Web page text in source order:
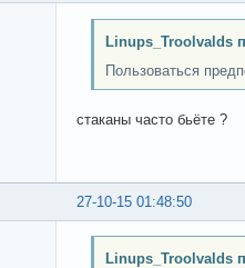
Linups_Troolvalds
Пользоваться
стаканы часто бьёте ?
27-10-15 01:48:50
Linups_Troolvalds